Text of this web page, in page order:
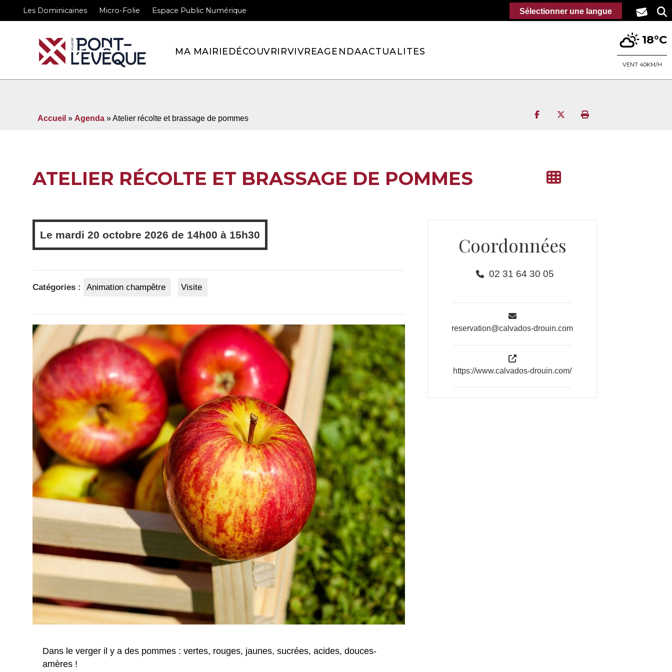
Les Dominicaines Micro-Folie Espace Public Numérique
MA MAIRIEDÉCOUVRIRVIVREAGENDAACTUALITES
18°C
VENT 40KM/H
Accueil » Agenda » Atelier récolte et brassage de pommes Partager sur Facebook
Partager sur Twitter
Imprimer la page
ATELIER RÉCOLTE ET BRASSAGE DE POMMES
Le mardi 20 octobre 2026 de 14h00 à 15h30
Catégories : Animation champêtre Visite
Dans le verger il y a des pommes : vertes, rouges, jaunes, sucrées, acides, douces-
amères !
Coordonnées
02 31 64 30 05
reservation@calvados-drouin.com
https://www.calvados-drouin.com/
Sélectionner une langue